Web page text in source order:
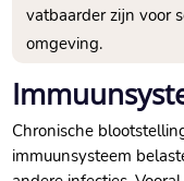
vatbaarder zijn voor
omgeving.
Chronische
immuunsysteem